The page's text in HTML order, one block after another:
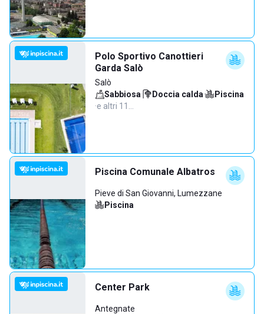
Polo Sportivo Canottieri
Garda Salò
Salò
Sabbiosa· Doccia calda·
Piscina
·e altri 11…
Piscina Comunale Albatros
Pieve di San Giovanni, Lumezzane
Piscina
Center Park
Antegnate